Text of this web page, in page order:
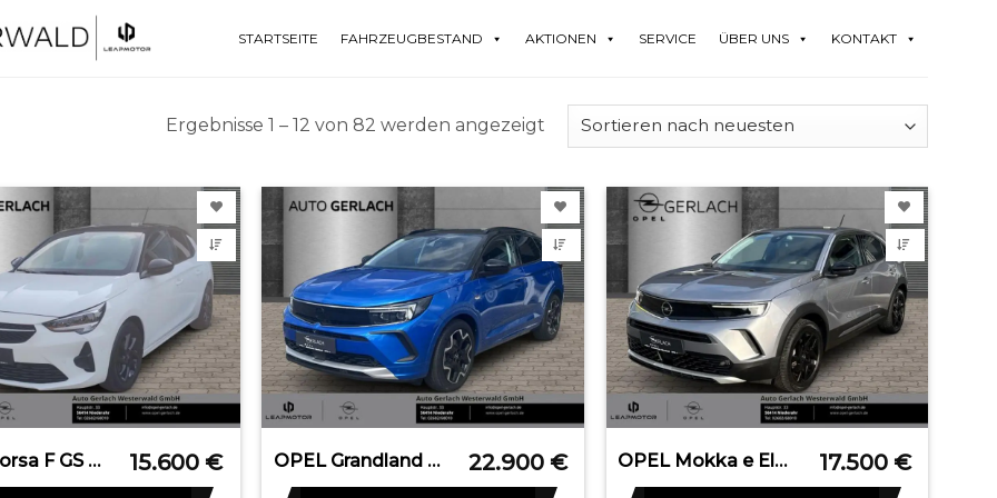
STARTSEITE FAHRZEUGBESTAND AKTIONEN SERVICE ÜBER UNS KONTAKT
Ergebnisse 1 – 12 von 82 werden angezeigt
OPEL Corsa F GS LED Apple CarPlay Android Auto Musiks 15.600 € OPEL Grandland Ultimate Plug-in-Hybrid Navi Nachtsich 22.900 € OPEL Mokka e Elegance Digitales Cockpit LED Apple Car 17.500 €